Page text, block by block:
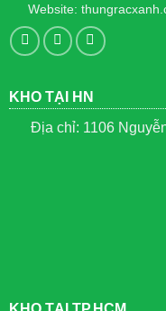
Website:
KHO TẠI HN
Địa chỉ: 1106